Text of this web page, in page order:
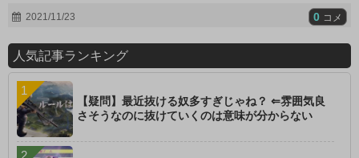
2021/11/23 0 コメ
人気記事ランキング
【疑問】最近抜ける奴多すぎじゃね？ ⇐雰囲気良
さそうなのに抜けていくのは意味が分からない